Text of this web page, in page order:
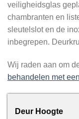
veiligheidsglas
chambranten en
sleutelslot en de
inbegrepen.
Wij raden aan om
behandelen met
Deur Hoogte